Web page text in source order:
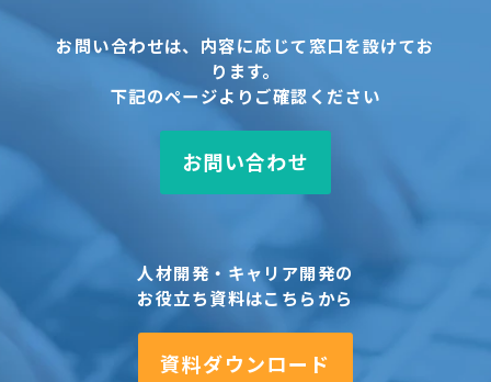
お問い合わせは、内容に応じて窓口を設けてお
ります。
下記のページよりご確認ください
お問い合わせ
人材開発・キャリア開発の
お役立ち資料はこちらから
資料ダウンロード